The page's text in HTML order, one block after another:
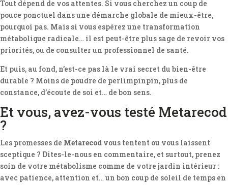
Tout dépend de vos attentes. Si vous cherchez un coup de
pouce ponctuel dans une démarche globale de mieux-être,
pourquoi pas. Mais si vous espérez une transformation
métabolique radicale… il est peut-être plus sage de revoir vos
priorités, ou de consulter un professionnel de santé.
Et puis, au fond, n’est-ce pas là le vrai secret du bien-être
durable ? Moins de poudre de perlimpinpin, plus de
constance, d’écoute de soi et… de bon sens.
Et vous, avez-vous testé Metarecod
?
Les promesses de Metarecod vous tentent ou vous laissent
sceptique ? Dites-le-nous en commentaire, et surtout, prenez
soin de votre métabolisme comme de votre jardin intérieur :
avec patience, attention et… un bon coup de soleil de temps en